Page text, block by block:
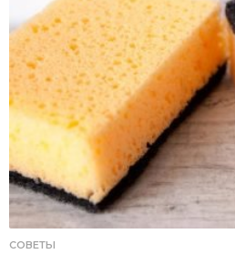
СОВЕТЫ